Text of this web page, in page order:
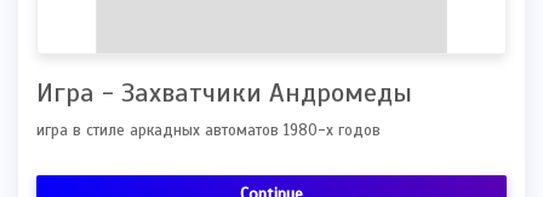
Игра - Захватчики Андромеды
игра в стиле аркадных автоматов 1980-х годов